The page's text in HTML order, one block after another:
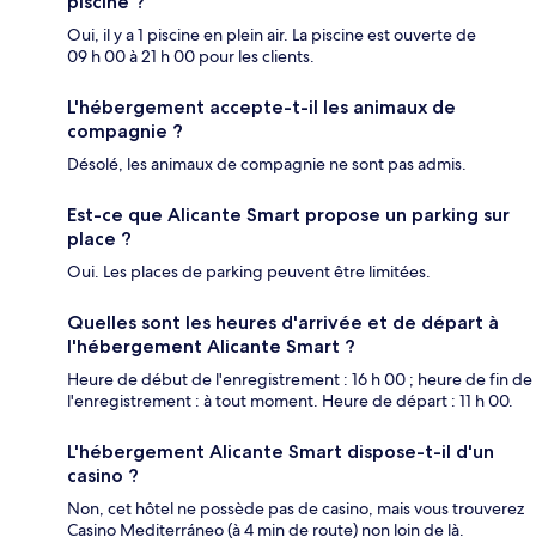
Oui, il y a 1 piscine en plein air. La piscine est ouverte de
09 h 00 à 21 h 00 pour les clients.
L'hébergement accepte-t-il les animaux de
compagnie ?
Désolé, les animaux de compagnie ne sont pas admis.
Est-ce que Alicante Smart propose un parking sur
place ?
Oui. Les places de parking peuvent être limitées.
Quelles sont les heures d'arrivée et de départ à
l'hébergement Alicante Smart ?
Heure de début de l'enregistrement : 16 h 00 ; heure de fin de
l'enregistrement : à tout moment. Heure de départ : 11 h 00.
L'hébergement Alicante Smart dispose-t-il d'un
casino ?
Non, cet hôtel ne possède pas de casino, mais vous trouverez
Casino Mediterráneo (à 4 min de route) non loin de là.